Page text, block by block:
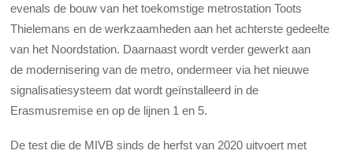
evenals de bouw van het toekomstige metrostation Toots
Thielemans en de werkzaamheden aan het achterste gedeelte
van het Noordstation. Daarnaast wordt verder gewerkt aan
de modernisering van de metro, ondermeer via het nieuwe
signalisatiesysteem dat wordt geïnstalleerd in de
Erasmusremise en op de lijnen 1 en 5.
De test die de MIVB sinds de herfst van 2020 uitvoert met